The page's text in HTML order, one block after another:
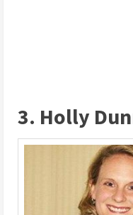
3. Holly